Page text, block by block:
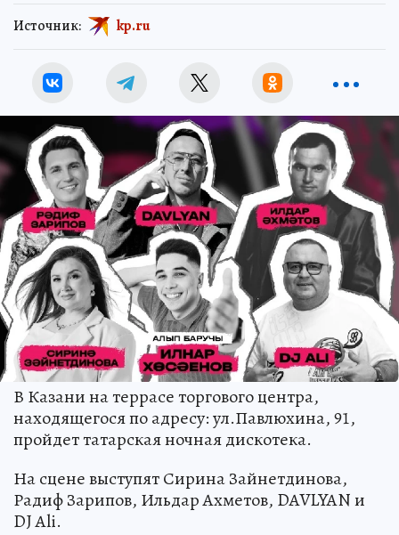
Источник: kp.ru
В Казани на террасе торгового центра,
находящегося по адресу: ул.Павлюхина, 91,
пройдет татарская ночная дискотека.
На сцене выступят Сирина Зайнетдинова,
Радиф Зарипов, Ильдар Ахметов, DAVLYAN и
DJ Ali.